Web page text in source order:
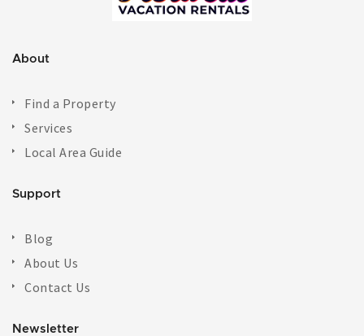
About
Find a Property
Services
Local Area Guide
Support
Blog
About Us
Contact Us
Newsletter